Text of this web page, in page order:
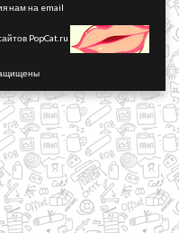
нам на email